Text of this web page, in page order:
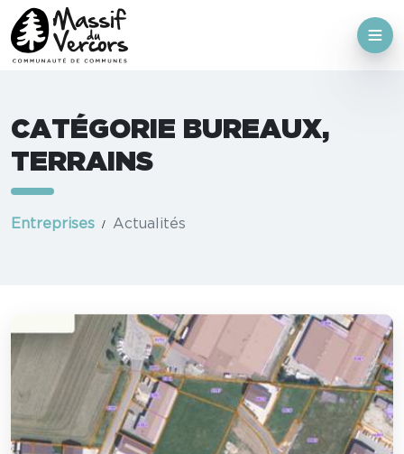
CATÉGORIE BUREAUX,
TERRAINS
Entreprises Actualités